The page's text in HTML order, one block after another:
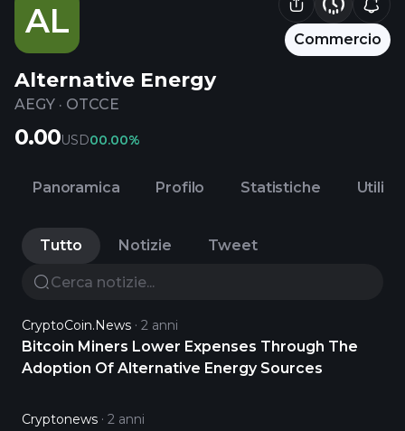
AL Commercio
Alternative Energy
AEGY · OTCCE
0.00USD00.00%
Panoramica Profilo Statistiche Utili
Tutto Notizie Tweet
CryptoCoin.News 2 anni
Bitcoin Miners Lower Expenses Through The
Adoption Of Alternative Energy Sources
Cryptonews 2 anni